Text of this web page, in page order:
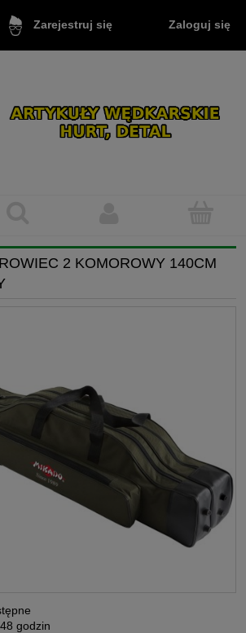
Zarejestruj się Zaloguj się
2 KOMOROWY 140CM
godzin